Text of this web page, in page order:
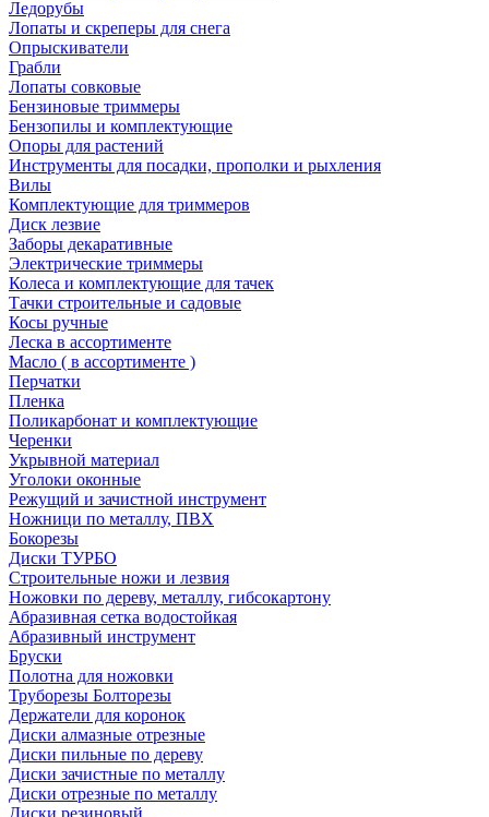
Ледорубы
Лопаты и скреперы для снега
Опрыскиватели
Грабли
Лопаты совковые
Бензиновые триммеры
Бензопилы и комплектующие
Опоры для растений
Инструменты для посадки, прополки и рыхления
Вилы
Комплектующие для триммеров
Диск лезвие
Заборы декаративные
Электрические триммеры
Колеса и комплектующие для тачек
Тачки строительные и садовые
Косы ручные
Леска в ассортименте
Масло ( в ассортименте )
Перчатки
Пленка
Поликарбонат и комплектующие
Черенки
Укрывной материал
Уголоки оконные
Режущий и зачистной инструмент
Ножници по металлу, ПВХ
Бокорезы
Диски ТУРБО
Строительные ножи и лезвия
Ножовки по дереву, металлу, гибсокартону
Абразивная сетка водостойкая
Абразивный инструмент
Бруски
Полотна для ножовки
Труборезы Болторезы
Держатели для коронок
Диски алмазные отрезные
Диски пильные по дереву
Диски зачистные по металлу
Диски отрезные по металлу
Диски резиновый